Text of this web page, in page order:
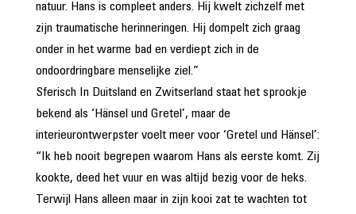
natuur. Hans is compleet anders. Hij kwelt zichzelf met
zijn traumatische herinneringen. Hij dompelt zich graag
onder in het warme bad en verdiept zich in de
ondoordringbare menselijke ziel.”
Sferisch In Duitsland en Zwitserland staat het sprookje
bekend als ‘Hänsel und Gretel’, maar de
interieurontwerpster voelt meer voor ‘Gretel und Hänsel’:
“Ik heb nooit begrepen waarom Hans als eerste komt. Zij
kookte, deed het vuur en was altijd bezig voor de heks.
Terwijl Hans alleen maar in zijn kooi zat te wachten tot